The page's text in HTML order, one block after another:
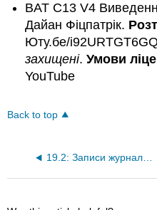
BAT C13 V4
Дайан Фіцпатрік.
Юту.бе/
захищені.Умови
YouTube
Back to top
19.2: Записи журналу для партнерства